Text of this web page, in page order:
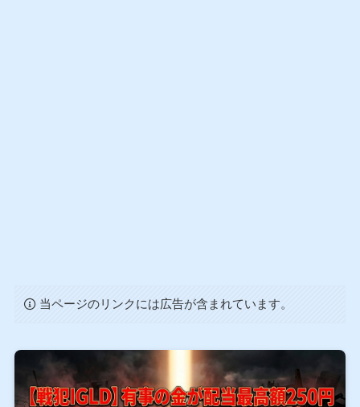
当ページのリンクには広告が含まれています。